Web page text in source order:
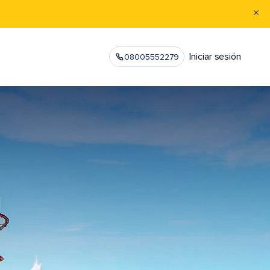
08005552279 Iniciar sesión